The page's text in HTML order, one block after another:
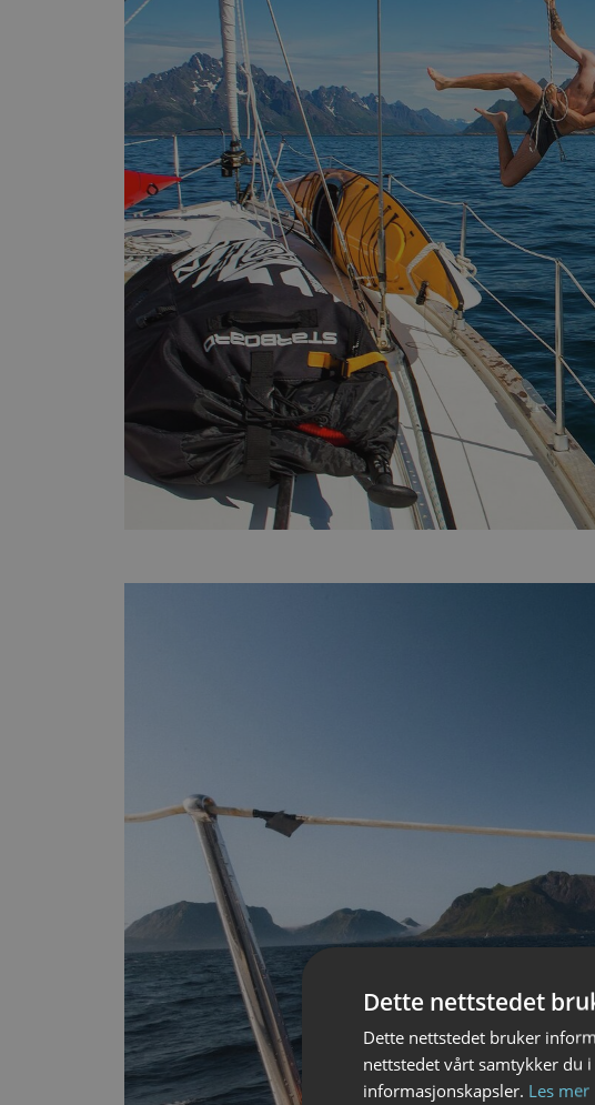
Dette nettstedet
Dette nettstedet bruker
nettstedet vårt samtykker du
informasjonskapsler. Les mer